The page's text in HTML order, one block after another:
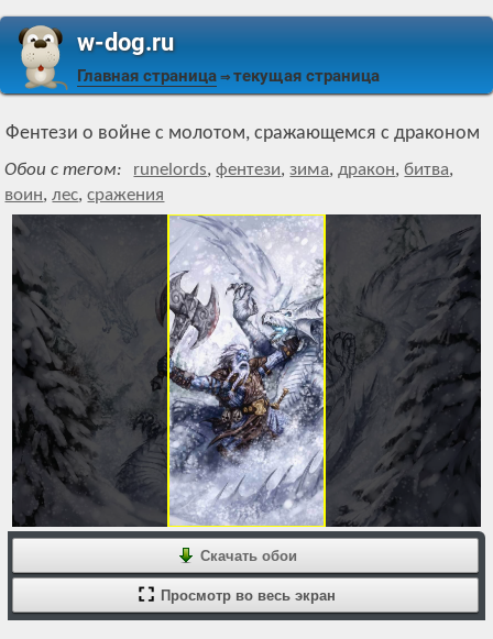
w-dog.ru
Главная страница ⇒ текущая страница
Фентези о войне с молотом, сражающемся с драконом
Обои с тегом: runelords,фентези,зима,дракон,битва,
воин,лес,сражения
Скачать обои
Просмотр во весь экран